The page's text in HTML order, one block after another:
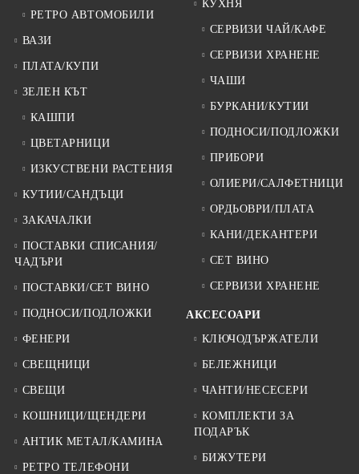
РЕТРО АВТОМОБИЛИ
ВАЗИ
ПЛАТА/КУПИ
ЗЕЛЕН КЪТ
КАШПИ
ЦВЕТАРНИЦИ
ИЗКУСТВЕНИ РАСТЕНИЯ
КУТИИ/САНДЪЦИ
ЗАКАЧАЛКИ
ПОСТАВКИ СПИСАНИЯ/
ЧАДЪРИ
ПОСТАВКИ/СЕТ ВИНО
ПОДНОСИ/ПОДЛОЖКИ
ФЕНЕРИ
СВЕЩНИЦИ
СВЕЩИ
КОШНИЦИ/ЩЕНДЕРИ
АНТИК МЕТАЛ/КАМИНА
РЕТРО ТЕЛЕФОНИ
КУХНЯ
СЕРВИЗИ ЧАЙ/КАФЕ
СЕРВИЗИ ХРАНЕНЕ
ЧАШИ
БУРКАНИ/КУТИИ
ПОДНОСИ/ПОДЛОЖКИ
ПРИБОРИ
ОЛИЕРИ/САЛФЕТНИЦИ
ОРДЬОВРИ/ПЛАТА
КАНИ/ДЕКАНТЕРИ
СЕТ ВИНО
СЕРВИЗИ ХРАНЕНЕ
АКСЕСОАРИ
КЛЮЧОДЪРЖАТЕЛИ
БЕЛЕЖНИЦИ
ЧАНТИ/НЕСЕСЕРИ
КОМПЛЕКТИ ЗА
ПОДАРЪК
БИЖУТЕРИ